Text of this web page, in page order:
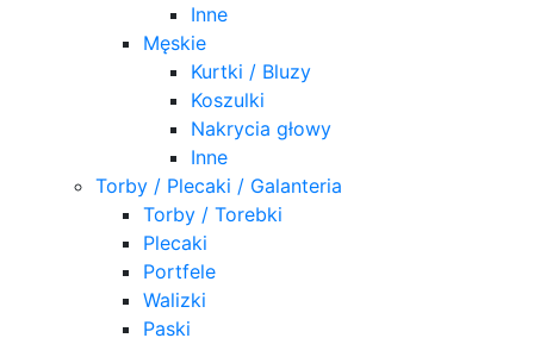
Inne
Męskie
Kurtki / Bluzy
Koszulki
Nakrycia głowy
Inne
Torby / Plecaki / Galanteria
Torby / Torebki
Plecaki
Portfele
Walizki
Paski